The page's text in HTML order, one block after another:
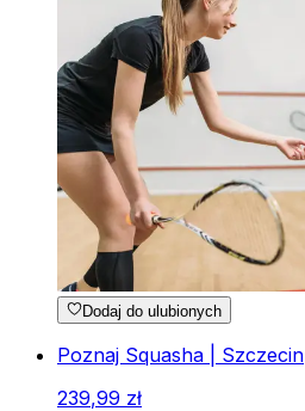
Dodaj do ulubionych
Poznaj Squasha | Szczecin
239,99 zł